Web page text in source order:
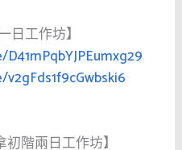
日工作坊】
階兩日工作坊】